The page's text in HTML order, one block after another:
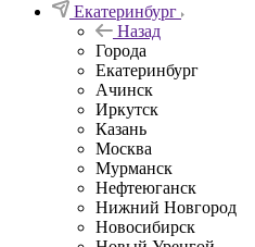
Екатеринбург
Назад
Города
Екатеринбург
Ачинск
Иркутск
Казань
Москва
Мурманск
Нефтеюганск
Нижний Новгород
Новосибирск